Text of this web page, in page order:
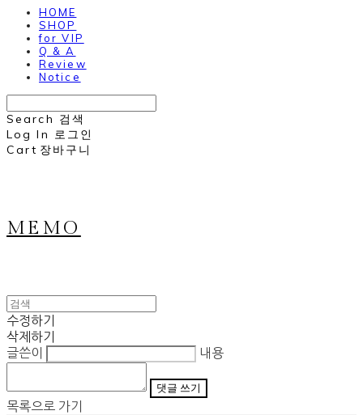
HOME
SHOP
for VIP
Q & A
Review
Notice
Search 검색
Log In 로그인
Cart 장바구니
MEMO
수정하기
삭제하기
글쓴이
내용
댓글 쓰기
목록으로 가기